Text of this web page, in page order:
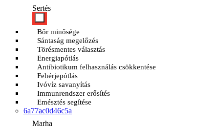
Sertés
Bőr minősége
Sántaság megelőzés
Törésmentes választás
Energiapótlás
Antibiotikum felhasználás csökkentése
Fehérjepótlás
Ivóvíz savanyítás
Immunrendszer erősítés
Emésztés segítése
6a77ac0d46c5a
Marha